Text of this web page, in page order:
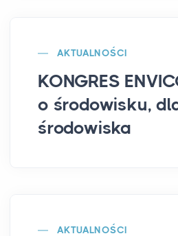
AKTUALNOŚCI
KONGRES
o środowisku,
środowiska
AKTUALNOŚCI